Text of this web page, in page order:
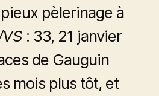
pèlerinage à
: 33, 21 janvier
de Gauguin
mois plus tôt, et